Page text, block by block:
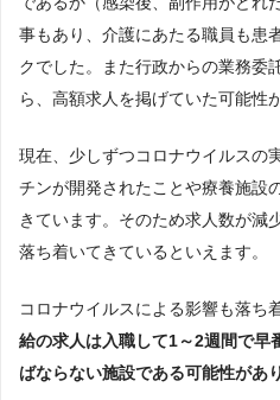
事もあり、介護にあたる職員も患
クでした。また行政からの業務委
ら、高額求人を掲げていた可能性
現在、少しずつコロナウイルスの
チンが開発されたことや療養施設
きています。そのため求人数が減
落ち着いてきているといえます。
コロナウイルスによる影響も落ち
給の求人は入職して1～2週間で早
ばならない施設である可能性があ